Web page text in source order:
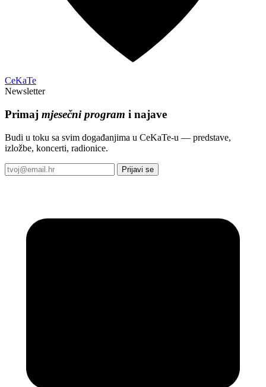
CeKaTe
Newsletter
Primaj mjesečni program i najave
Budi u toku sa svim događanjima u CeKaTe-u — predstave,
izložbe, koncerti, radionice.
Prijavi se